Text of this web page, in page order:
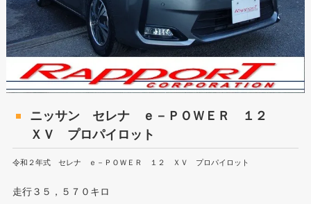
ニッサン セレナ ｅ－ＰＯＷＥＲ １２
ＸＶ プロパイロット
令和２年式 セレナ ｅ－ＰＯＷＥＲ １２ ＸＶ プロパイロット
走行３５，５７０キロ